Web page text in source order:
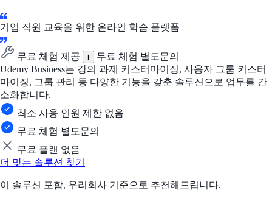
기업 직원 교육을 위한 온라인 학습 플랫폼
무료 체험 제공 i
무료 체험 별도문의
Udemy Business는 강의 과제 커스터마이징, 사용자 그룹 커스터
마이징, 그룹 관리 등 다양한 기능을 갖춘 솔루션으로 업무를 간
소화합니다.
최소 사용 인원 제한 없음
무료 체험 별도문의
무료 플랜 없음
더 맞는 솔루션 찾기
이 솔루션 포함, 우리회사 기준으로 추천해드립니다.